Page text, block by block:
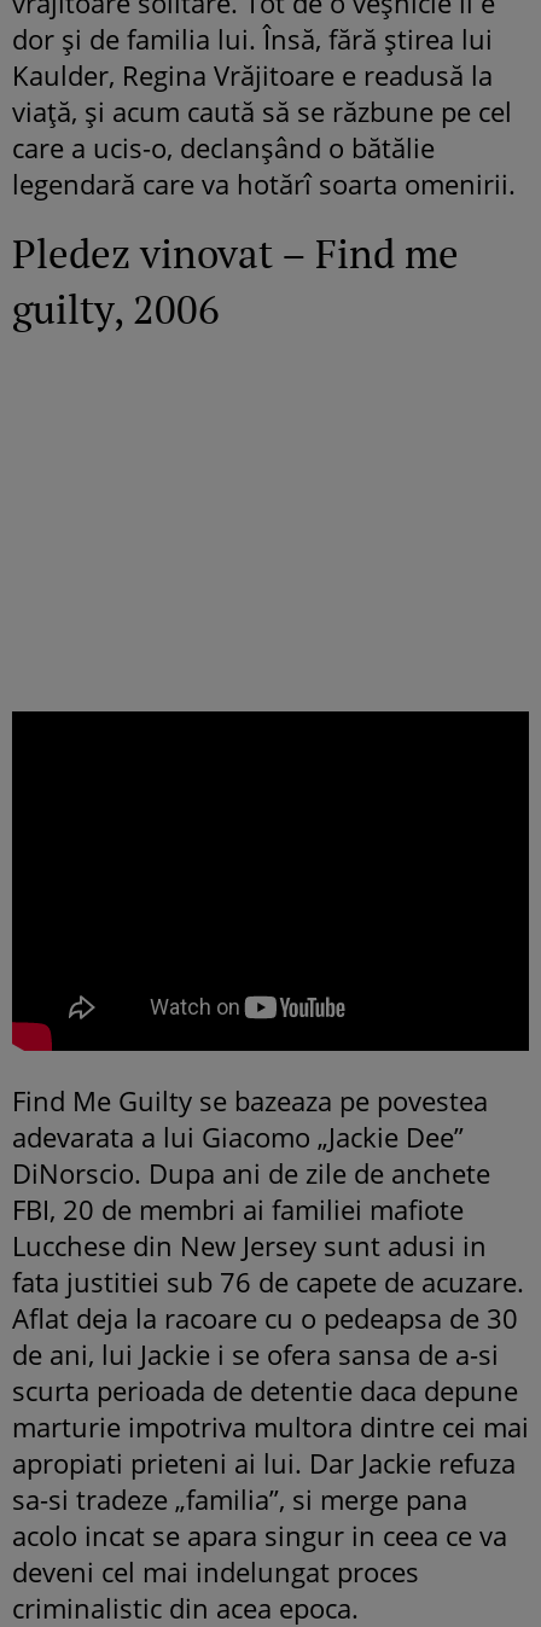
dor și de familia lui. Însă, fără știrea lui
Kaulder, Regina Vrăjitoare e readusă la
viață, și acum caută să se răzbune pe cel
care a ucis-o, declanșând o bătălie
legendară care va hotărî soarta omenirii.
Pledez vinovat – Find me
guilty, 2006
Find Me Guilty se bazeaza pe povestea
adevarata a lui Giacomo „Jackie Dee”
DiNorscio. Dupa ani de zile de anchete
FBI, 20 de membri ai familiei mafiote
Lucchese din New Jersey sunt adusi in
fata justitiei sub 76 de capete de acuzare.
Aflat deja la racoare cu o pedeapsa de 30
de ani, lui Jackie i se ofera sansa de a-si
scurta perioada de detentie daca depune
marturie impotriva multora dintre cei mai
apropiati prieteni ai lui. Dar Jackie refuza
sa-si tradeze „familia”, si merge pana
acolo incat se apara singur in ceea ce va
deveni cel mai indelungat proces
criminalistic din acea epoca.